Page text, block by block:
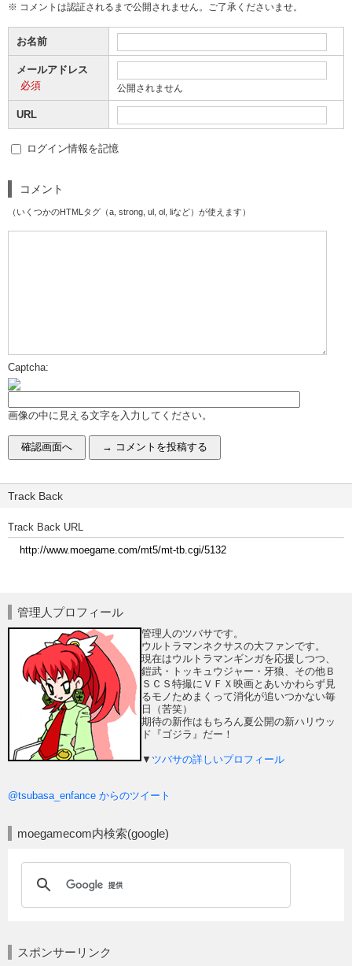
※ コメントは認証されるまで公開されません。ご了承くださいませ。
お名前
メールアドレス
必須
公開されません
URL
ログイン情報を記憶
コメント
（いくつかのHTMLタグ（a, strong, ul, ol, liなど）が使えます）
Captcha:
画像の中に見える文字を入力してください。
Track Back
Track Back URL
管理人プロフィール
管理人のツバサです。
ウルトラマンネクサスの大ファンです。
現在はウルトラマンギンガを応援しつつ、
鎧武・トッキュウジャー・牙狼、その他Ｂ
ＳＣＳ特撮にＶＦＸ映画とあいかわらず見
るモノためまくって消化が追いつかない毎
日（苦笑）
期待の新作はもちろん夏公開の新ハリウッ
ド『ゴジラ』だー！
▼ ツバサの詳しいプロフィール
@tsubasa_enfance からのツイート
moegamecom内検索(google)
スポンサーリンク